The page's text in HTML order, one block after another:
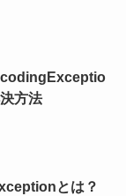
方法
とは？